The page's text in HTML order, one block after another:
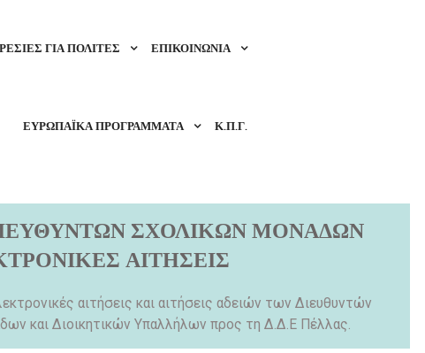
ΓΙΑ ΠΟΛΙΤΕΣ ΕΠΙΚΟΙΝΩΝΙΑ
ΕΥΡΩΠΑΪΚΑ ΠΡΟΓΡΑΜΜΑΤΑ Κ.Π.Γ.
ΣΧΟΛΙΚΩΝ ΜΟΝΑΔΩΝ
ΑΙΤΗΣΕΙΣ
αιτήσεις και αιτήσεις αδειών των Διευθυντών
και Διοικητικών Υπαλλήλων προς τη Δ.Δ.Ε Πέλλας.